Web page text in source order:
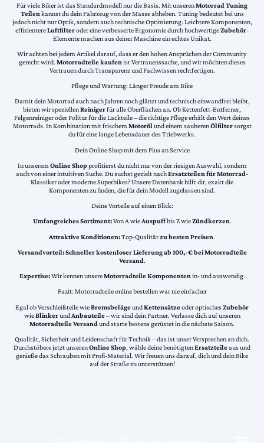
Für viele Biker ist das Standardmodell nur die Basis. Mit unserenMotorrad Tuning
Teilen kannst du dein Fahrzeug von der Masse abheben. Tuning bedeutet bei uns
jedoch nicht nur Optik, sondern auch technische Optimierung. Leichtere Komponenten,
effizientereLuftfilteroder eine verbesserte Ergonomie durch hochwertigeZubehör-
Elemente machen aus deiner Maschine ein echtes Unikat.
Wir achten bei jedem Artikel darauf, dass er den hohen Ansprüchen der Community
gerecht wird. Motorradteile kaufen ist Vertrauenssache, und wir möchten dieses
Vertrauen durch Transparenz und Fachwissen rechtfertigen.
Pflege und Wartung: Länger Freude am Bike
Damit dein Motorrad auch nach Jahren noch glänzt und technisch einwandfrei bleibt,
bieten wir speziellenReinigerfür alle Oberflächen an. Ob Kettenfett-Entferner,
Felgenreiniger oder Politur für die Lackteile – die richtige Pflege erhält den Wert deines
Motorrads. In Kombination mit frischemMotorölund einem sauberenÖlfiltersorgst
du für eine lange Lebensdauer des Triebwerks.
Dein Online Shop mit dem Plus an Service
In unserem Online Shopprofitierst du nicht nur von der riesigen Auswahl, sondern
auch von einer intuitiven Suche. Du suchst gezielt nachErsatzteilen für Motorrad-
Klassiker oder moderne Superbikes? Unsere Datenbank hilft dir, exakt die
Komponenten zu finden, die für dein Modell zugelassen sind.
Deine Vorteile auf einen Blick:
Umfangreiches Sortiment:Von A wieAuspuffbis Z wieZündkerzen.
Attraktive Konditionen:Top-Qualitätzu besten Preisen.
Versandvorteil:Schneller kostenloser Lieferung ab 100,-€ bei Motorradteile
Versand.
Expertise:Wir kennen unsereMotorradteile Komponentenin- und auswendig.
Fazit: Motorradteile online bestellen war nie einfacher
Egal ob Verschleißteile wieBremsbelägeundKettensätzeoder optischesZubehör
wieBlinkerundAnbauteile– wir sind dein Partner. Verlasse dich auf unseren
Motorradteile Versand und starte bestens gerüstet in die nächste Saison.
Qualität, Sicherheit und Leidenschaft für Technik – das ist unser Versprechen an dich.
Durchstöbere jetzt unserenOnline Shop, wähle deine benötigtenErsatzteileaus und
genieße das Schrauben mit Profi-Material. Wir freuen uns darauf, dich und dein Bike
auf der Straße zu unterstützen!